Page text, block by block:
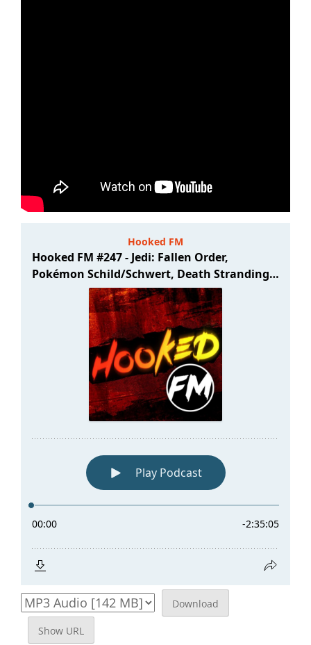
Download
Show URL